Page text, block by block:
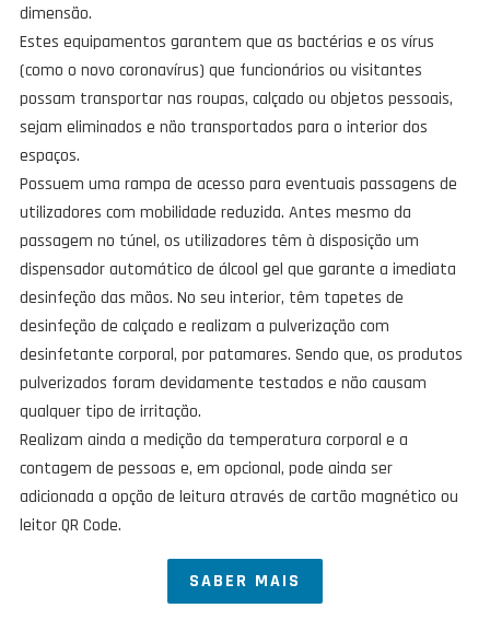
dimensão.
Estes equipamentos garantem que as bactérias e os vírus
(como o novo coronavírus) que funcionários ou visitantes
possam transportar nas roupas, calçado ou objetos pessoais,
sejam eliminados e não transportados para o interior dos
espaços.
Possuem uma rampa de acesso para eventuais passagens de
utilizadores com mobilidade reduzida. Antes mesmo da
passagem no túnel, os utilizadores têm à disposição um
dispensador automático de álcool gel que garante a imediata
desinfeção das mãos. No seu interior, têm tapetes de
desinfeção de calçado e realizam a pulverização com
desinfetante corporal, por patamares. Sendo que, os produtos
pulverizados foram devidamente testados e não causam
qualquer tipo de irritação.
Realizam ainda a medição da temperatura corporal e a
contagem de pessoas e, em opcional, pode ainda ser
adicionada a opção de leitura através de cartão magnético ou
leitor QR Code.
SABER MAIS